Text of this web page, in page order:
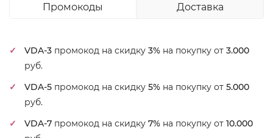
Промокоды Доставка
VDA-3 промокод на скидку 3% на покупку от 3.000
руб.
VDA-5 промокод на скидку 5% на покупку от 5.000
руб.
VDA-7 промокод на скидку 7% на покупку от 10.000